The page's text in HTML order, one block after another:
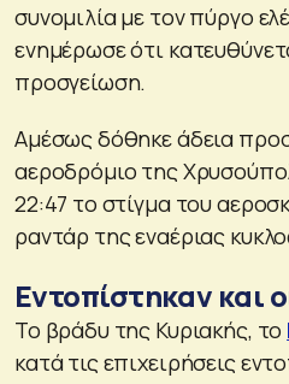
συνομιλία με τον πύργο
ενημέρωσε ότι
προσγείωση.
Αμέσως δόθηκε άδεια
αεροδρόμιο της
22:47 το στίγμα του
ραντάρ της εναέριας
Εντοπίστηκαν και
Το βράδυ της Κυριακής, το
κατά τις επιχειρήσεις